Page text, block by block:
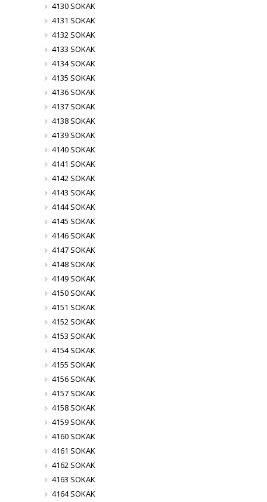
4130 SOKAK
4131 SOKAK
4132 SOKAK
4133 SOKAK
4134 SOKAK
4135 SOKAK
4136 SOKAK
4137 SOKAK
4138 SOKAK
4139 SOKAK
4140 SOKAK
4141 SOKAK
4142 SOKAK
4143 SOKAK
4144 SOKAK
4145 SOKAK
4146 SOKAK
4147 SOKAK
4148 SOKAK
4149 SOKAK
4150 SOKAK
4151 SOKAK
4152 SOKAK
4153 SOKAK
4154 SOKAK
4155 SOKAK
4156 SOKAK
4157 SOKAK
4158 SOKAK
4159 SOKAK
4160 SOKAK
4161 SOKAK
4162 SOKAK
4163 SOKAK
4164 SOKAK